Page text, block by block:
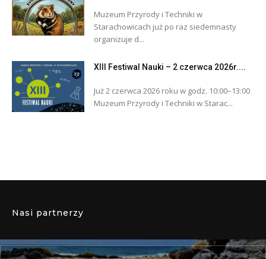
Muzeum Przyrody i Techniki w
Starachowicach już po raz siedemnasty
organizuje d...
XIII Festiwal Nauki – 2 czerwca 2026r....
Już 2 czerwca 2026 roku w godz. 10:00–13:00
Muzeum Przyrody i Techniki w Starac...
Nasi partnerzy